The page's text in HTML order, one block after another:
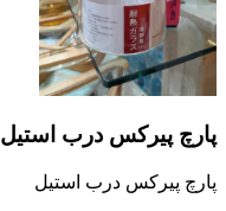
پارچ پیرکس درب استیل
پارچ پیرکس درب استیل